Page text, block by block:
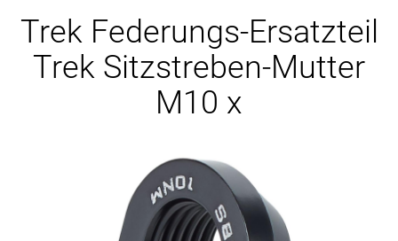
Trek Federungs-Ersatzteil
Trek Sitzstreben-Mutter
M10 x